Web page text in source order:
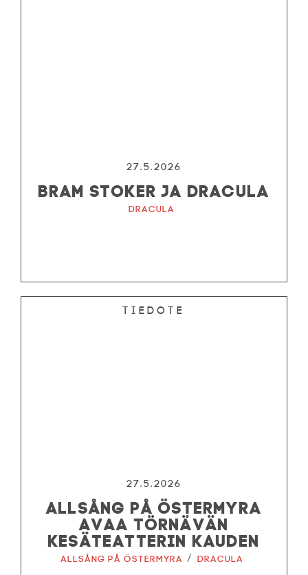
27.5.2026
BRAM STOKER JA DRACULA
Dracula
Tiedote
27.5.2026
ALLSÅNG PÅ ÖSTERMYRA
AVAA TÖRNÄVÄN
KESÄTEATTERIN KAUDEN
Allsång på Östermyra / Dracula